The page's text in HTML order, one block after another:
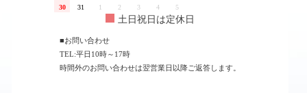
土日祝日は定休日
■お問い合わせ
TEL:平日10時～17時
時間外のお問い合わせは翌営業日以降ご返答します。